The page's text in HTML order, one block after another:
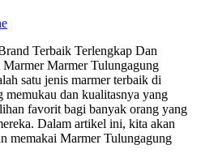
Terbaik Terlengkap Dan
Marmer Tulungagung
satu jenis marmer terbaik di
dan kualitasnya yang
favorit bagi banyak orang yang
Dalam artikel ini, kita akan
memakai Marmer Tulungagung